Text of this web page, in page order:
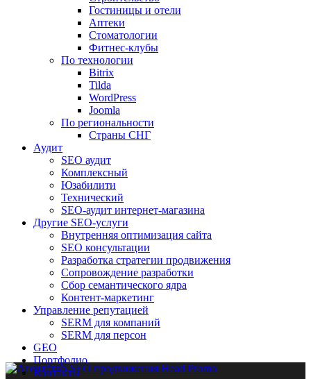
Гостиницы и отели
Аптеки
Cтоматологии
Фитнес-клубы
По технологии
Bitrix
Tilda
WordPress
Joomla
По региональности
Страны СНГ
Аудит
SEO аудит
Комплексный
Юзабилити
Технический
SEO-аудит интернет-магазина
Другие SEO-услуги
Внутренняя оптимизация сайта
SEO консультации
Разработка стратегии продвижения
Сопровождение разработки
Сбор семантического ядра
Контент-маркетинг
Управление репутацией
SERM для компаний
SERM для персон
GEO
Портфолио
Контакты